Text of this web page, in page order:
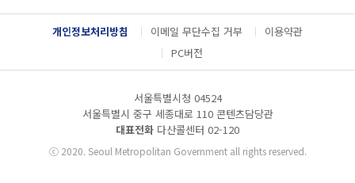
g
l
e
서
다
운
개인정보처리방침 이메일 무단수집 거부
이용약관
PC버전
서울특별시청 04524
서울특별시 중구 세종대로 110 콘텐츠담당관
대표전화 다산콜센터 02-120
ⓒ2020. Seoul Metropolitan Government all rights reserved.